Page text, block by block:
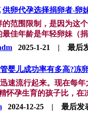
供卵代孕选择捐卵者-卵
范围限制，是因为
佳年龄是年轻卵妹（
2025-1-21 | 最后
婴儿成功率有多高?冻
速流行起来。现在
怀孕生育的孩子比，
2024-12-25 | 最后发